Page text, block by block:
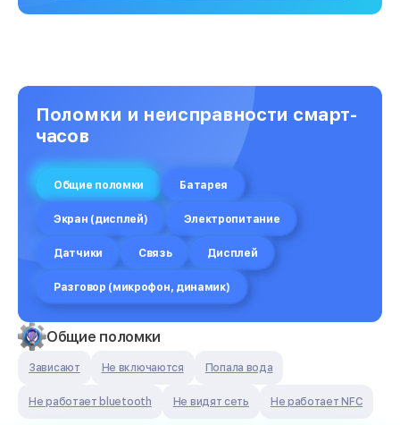
Поломки и неисправности смарт-
часов
Общие поломки Батарея
Экран (дисплей) Электропитание
Датчики Связь Дисплей
Разговор (микрофон, динамик)
Общие поломки
Зависают Не включаются Попала вода
Не работает bluetooth Не видят сеть Не работает NFC